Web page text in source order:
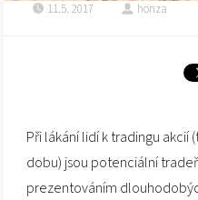
11.5. 2017 honza
Při lákání lidí k tradingu akcií
dobu) jsou potenciální
prezentováním